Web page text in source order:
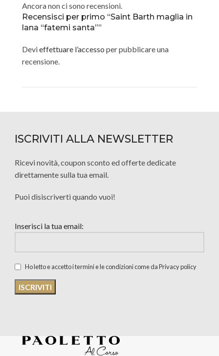
Ancora non ci sono recensioni.
Recensisci per primo “Saint Barth maglia in
lana “fatemi santa””
Devieffettuare l’accesso per pubblicare una
recensione.
ISCRIVITI ALLA NEWSLETTER
Ricevi novità, coupon sconto ed offerte dedicate
direttamente sulla tua email.
Puoi disiscriverti quando vuoi!
Inserisci la tua email:
Ho letto e accetto i termini e le condizioni come da Privacy policy